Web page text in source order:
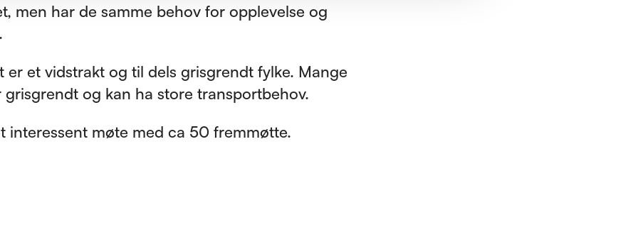
men har de samme behov for opplevelse og
er et vidstrakt og til dels grisgrendt fylke. Mange
grisgrendt og kan ha store transportbehov.
interessent møte med ca 50 fremmøtte.